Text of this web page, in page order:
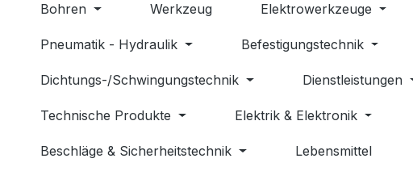
Bohren Werkzeug Elektrowerkzeuge
Pneumatik - Hydraulik Befestigungstechnik
Dichtungs-/Schwingungstechnik Dienstleistungen
Technische Produkte Elektrik & Elektronik
Beschläge & Sicherheitstechnik Lebensmittel